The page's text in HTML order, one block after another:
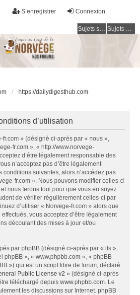
Connexion
S’enregistrer
Sujets sans réponse Sujets actifs
https://dailydigesthub.com
d’utilisation
fr.com » (désigné ci-après par « nous »,
fr.com », « http://www.norvege-
d’être légalement responsable des
n’acceptez pas d’être légalement
conditions suivantes, alors n’accédez pas
fr.com ». Nous pouvons modifier celles-ci
nous ferons tout pour que vous en soyez
de vérifier régulièrement celles-ci par
d’utiliser « Norvege-fr.com » alors que
vous acceptez d’être légalement
découlant des mises à jour et/ou
par phpBB (désigné ci-après par « ils »,
phpBB », « www.phpbb.com », « phpBB
») qui est un script libre de forum, déclaré
Public License v2 » (désigné ci-après
téléchargé depuis www.phpbb.com. Le
les discussions sur Internet. phpBB